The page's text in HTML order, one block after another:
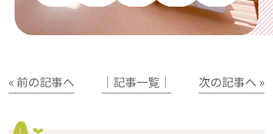
« 前の記事へ │記事一覧│ 次の記事へ »